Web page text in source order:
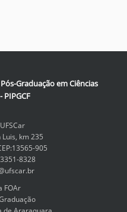
Graduação em Ciências
PIPGCF
Luis, km 235
905
8328
FOAr